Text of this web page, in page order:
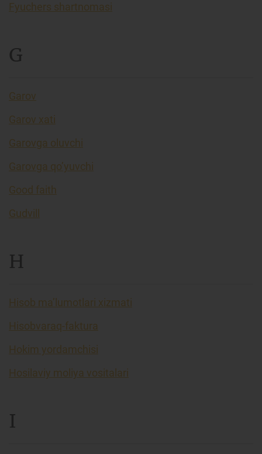
Fyuchers shartnomasi
G
Garov
Garov xati
Garovga oluvchi
Garovga qo’yuvchi
Good faith
Gudvill
H
Hisob ma’lumotlari xizmati
Hisobvaraq-faktura
Hokim yordamchisi
Hosilaviy moliya vositalari
I